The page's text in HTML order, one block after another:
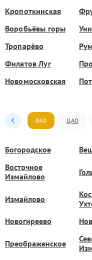
Кропоткинская
Воробьёвы горы
Тропарёво
Филатов Луг
Новомосковская
ВАО ЦАО
Богородское
Восточное
Измайлово
Измайлово
Новогиреево
Преображенское